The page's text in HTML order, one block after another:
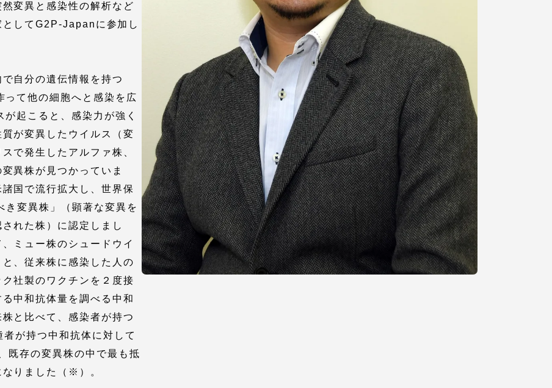
変異と感染性の解析など
してG2P-Japanに参加し
自分の遺伝情報を持つ
って他の細胞へと感染を広
起こると、感染力が強く
が変異したウイルス（変
で発生したアルファ株、
異株が見つかっていま
国で流行拡大し、世界保
変異株」（顕著な変異を
れた株）に認定しまし
ミュー株のシュードウイ
、従来株に感染した人の
社製のワクチンを２度接
中和抗体量を調べる中和
と比べて、感染者が持つ
が持つ中和抗体に対して
既存の変異株の中で最も抵
りました（※）。
プライバシーポリシー
免責事項
お問い合わせ
情報の公表
本学教職員向け情報